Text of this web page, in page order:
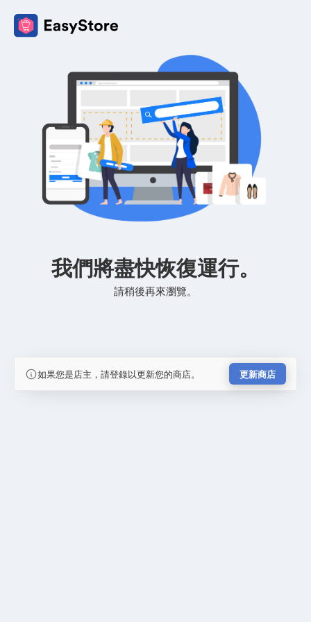
我們將盡快恢復運行。
請稍後再來瀏覽。
如果您是店主，請登錄以更新您的商店。 更新商店